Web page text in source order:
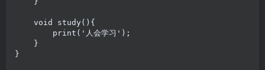
    void study(){
        print('人会学习');
    }
}